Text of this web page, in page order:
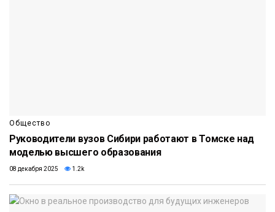
Общество
Руководители вузов Сибири работают в Томске над
моделью высшего образования
08 декабря 2025 1.2k